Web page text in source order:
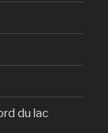
du lac